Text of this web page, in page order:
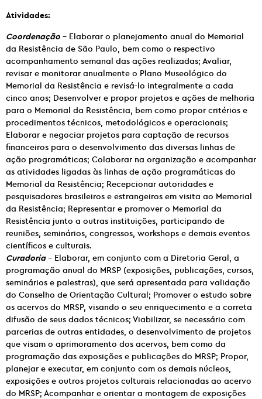
Atividades:
Coordenação – Elaborar o planejamento anual do Memorial
da Resistência de São Paulo, bem como o respectivo
acompanhamento semanal das ações realizadas; Avaliar,
revisar e monitorar anualmente o Plano Museológico do
Memorial da Resistência e revisá-lo integralmente a cada
cinco anos; Desenvolver e propor projetos e ações de melhoria
para o Memorial da Resistência, bem como propor critérios e
procedimentos técnicos, metodológicos e operacionais;
Elaborar e negociar projetos para captação de recursos
financeiros para o desenvolvimento das diversas linhas de
ação programáticas; Colaborar na organização e acompanhar
as atividades ligadas às linhas de ação programáticas do
Memorial da Resistência; Recepcionar autoridades e
pesquisadores brasileiros e estrangeiros em visita ao Memorial
da Resistência; Representar e promover o Memorial da
Resistência junto a outras instituições, participando de
reuniões, seminários, congressos, workshops e demais eventos
científicos e culturais.
Curadoria – Elaborar, em conjunto com a Diretoria Geral, a
programação anual do MRSP (exposições, publicações, cursos,
seminários e palestras), que será apresentada para validação
do Conselho de Orientação Cultural; Promover o estudo sobre
os acervos do MRSP, visando o seu enriquecimento e a correta
difusão de seus dados técnicos; Viabilizar, se necessário com
parcerias de outras entidades, o desenvolvimento de projetos
que visam o aprimoramento dos acervos, bem como da
programação das exposições e publicações do MRSP; Propor,
planejar e executar, em conjunto com os demais núcleos,
exposições e outros projetos culturais relacionadas ao acervo
do MRSP; Acompanhar e orientar a montagem de exposições